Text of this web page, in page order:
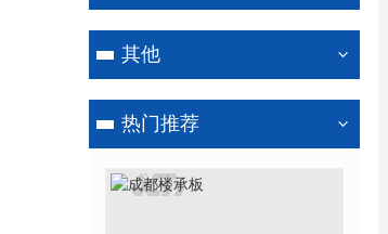
其他
热门推荐